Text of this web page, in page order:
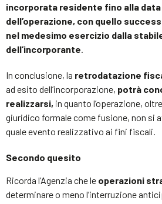
incorporata residente fino alla
dell’operazione, con quello
nel medesimo esercizio dalla
dell’incorporante.
In conclusione, la retrodatazione
ad esito dell’incorporazione, potrà
realizzarsi, in quanto l’operazione,
giuridico formale come fusione, non si
quale evento realizzativo ai fini fiscali.
Secondo quesito
Ricorda l’Agenzia che le operazioni
determinare o meno l’interruzione